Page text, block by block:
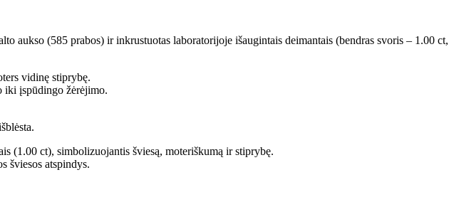
aukso (585 prabos) ir inkrustuotas laboratorijoje išaugintais deimantais (bendras svoris – 1.00 ct,
vidinę stiprybę.
iki įspūdingo žėrėjimo.
(1.00 ct), simbolizuojantis šviesą, moteriškumą ir stiprybę.
šviesos atspindys.